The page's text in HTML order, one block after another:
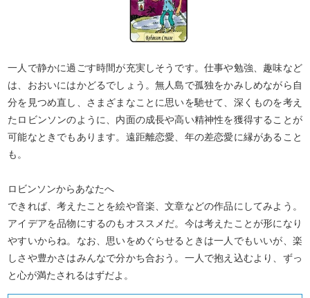
一人で静かに過ごす時間が充実しそうです。仕事や勉強、趣味など
は、おおいにはかどるでしょう。無人島で孤独をかみしめながら自
分を見つめ直し、さまざまなことに思いを馳せて、深くものを考え
たロビンソンのように、内面の成長や高い精神性を獲得することが
可能なときでもあります。遠距離恋愛、年の差恋愛に縁があること
も。
ロビンソンからあなたへ
できれば、考えたことを絵や音楽、文章などの作品にしてみよう。
アイデアを品物にするのもオススメだ。今は考えたことが形になり
やすいからね。なお、思いをめぐらせるときは一人でもいいが、楽
しさや豊かさはみんなで分かち合おう。一人で抱え込むより、ずっ
と心が満たされるはずだよ。